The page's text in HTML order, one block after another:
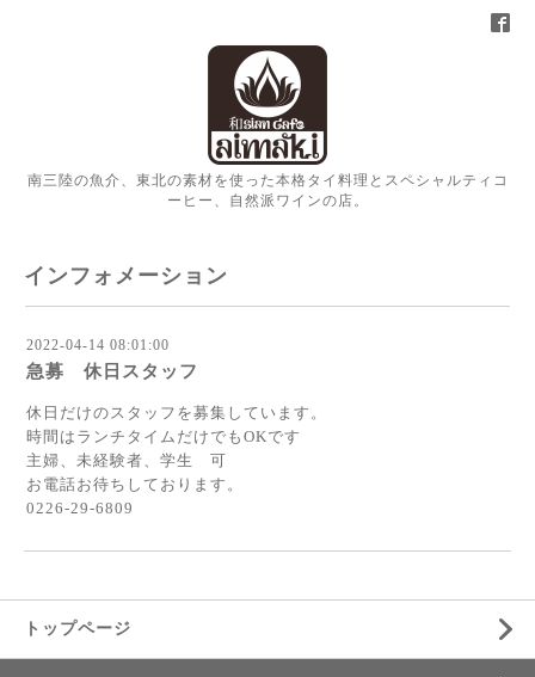
南三陸の魚介、東北の素材を使った本格タイ料理とスペシャルティコ
ーヒー、自然派ワインの店。
インフォメーション
2022-04-14 08:01:00
急募 休日スタッフ
休日だけのスタッフを募集しています。
時間はランチタイムだけでもOKです
主婦、未経験者、学生 可
お電話お待ちしております。
0226-29-6809
トップページ